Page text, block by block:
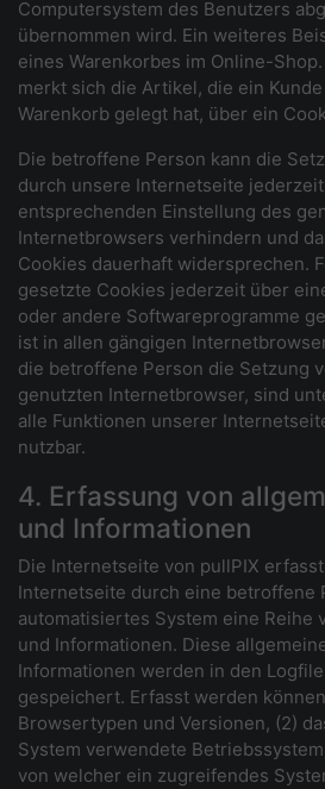
Computersystem des Benutzers
übernommen wird. Ein weiteres
eines Warenkorbes im Online-
merkt sich die Artikel, die ein
Warenkorb gelegt hat, über ein
Die betroffene Person kann die
durch unsere Internetseite
entsprechenden Einstellung des
Internetbrowsers verhindern und
Cookies dauerhaft widersprechen.
gesetzte Cookies jederzeit über
oder andere Softwareprogramme
ist in allen gängigen
die betroffene Person die Setzung
genutzten Internetbrowser, sind
alle Funktionen unserer
nutzbar.
4. Erfassung von
und Informationen
Die Internetseite von pullPIX
Internetseite durch eine betroffene
automatisiertes System eine Reihe
und Informationen. Diese
Informationen werden in den
gespeichert. Erfasst werden
Browsertypen und Versionen, (2)
System verwendete
von welcher ein zugreifendes